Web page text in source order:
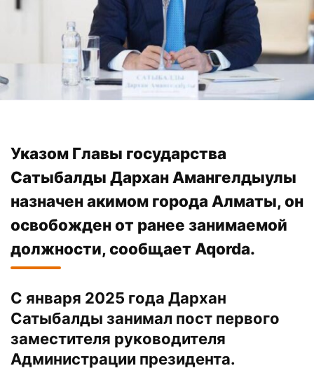
Указом Главы государства
Сатыбалды Дархан Амангелдыулы
назначен акимом города Алматы, он
освобожден от ранее занимаемой
должности, сообщает Aqorda.
С января 2025 года Дархан
Сатыбалды занимал пост первого
заместителя руководителя
Администрации президента.